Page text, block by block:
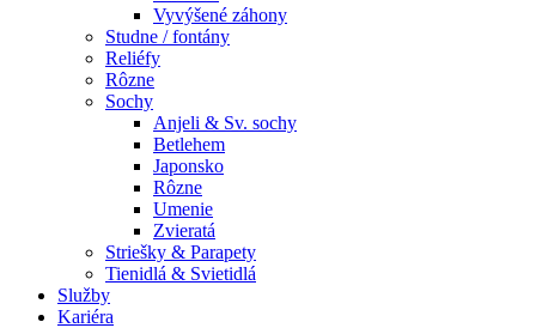
Vyvýšené záhony
Studne / fontány
Reliéfy
Rôzne
Sochy
Anjeli & Sv. sochy
Betlehem
Japonsko
Rôzne
Umenie
Zvieratá
Striešky & Parapety
Tienidlá & Svietidlá
Služby
Kariéra